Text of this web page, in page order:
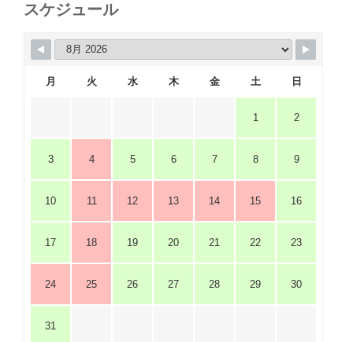
スケジュール
月 火 水 木 金 土 日
1 2
3 4 5 6 7 8 9
10 11 12 13 14 15 16
17 18 19 20 21 22 23
24 25 26 27 28 29 30
31